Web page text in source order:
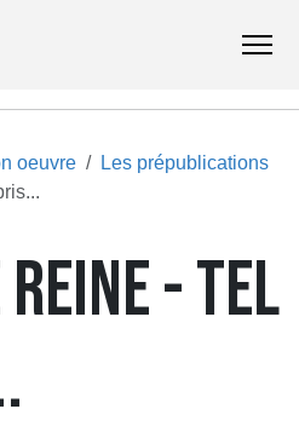
oeuvre
Les prépublications
- TEL